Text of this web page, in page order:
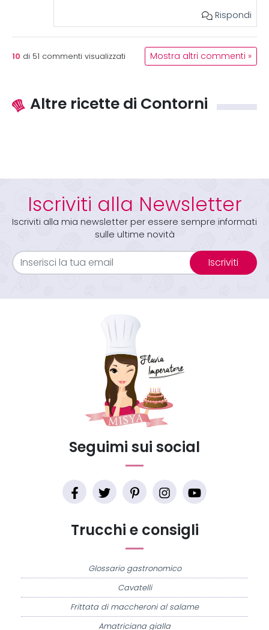
Rispondi
10 di 51 commenti visualizzati Mostra altri commenti »
Altre ricette di Contorni
Iscriviti alla Newsletter
Iscriviti alla mia newsletter per essere sempre informati
sulle ultime novità
Iscriviti
Trucchi e consigli
Glossario gastronomico
Cavatelli
Frittata di maccheroni al salame
Amatriciana gialla
Seguimi sui social